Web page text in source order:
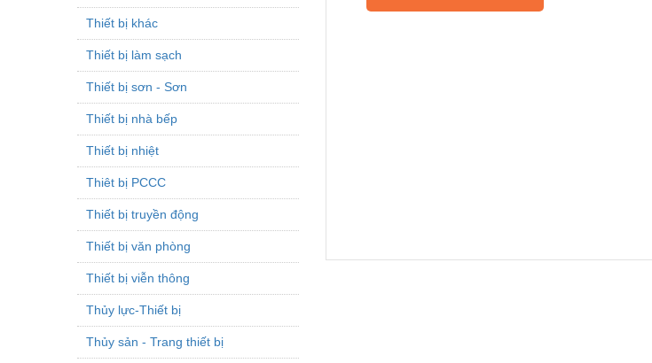
Thiết bị khác
Thiết bị làm sạch
Thiết bị sơn - Sơn
Thiết bị nhà bếp
Thiết bị nhiệt
Thiêt bị PCCC
Thiết bị truyền động
Thiết bị văn phòng
Thiết bị viễn thông
Thủy lực-Thiết bị
Thủy sản - Trang thiết bị